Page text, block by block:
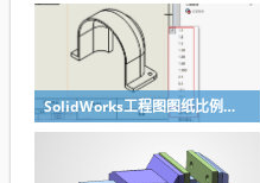
SolidWorks工程图图纸比例修改快速方法